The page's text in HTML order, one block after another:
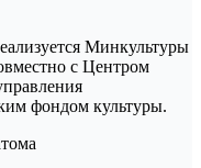
Минкультуры
с Центром
фондом культуры.